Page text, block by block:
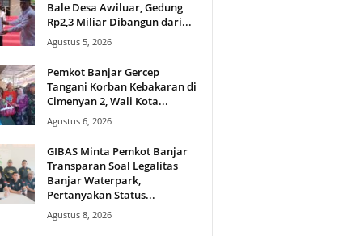
Bale Desa Awiluar, Gedung
Rp2,3 Miliar Dibangun dari...
Agustus 5, 2026
Pemkot Banjar Gercep
Tangani Korban Kebakaran di
Cimenyan 2, Wali Kota...
Agustus 6, 2026
GIBAS Minta Pemkot Banjar
Transparan Soal Legalitas
Banjar Waterpark,
Pertanyakan Status...
Agustus 8, 2026